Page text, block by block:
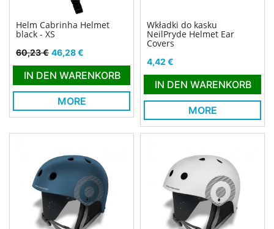
Helm Cabrinha Helmet
black - XS
Verkaufspreis
60,23 € Preis
46,28 €
IN DEN WARENKORB
MORE
Wkładki do kasku
NeilPryde Helmet Ear
Covers
Preis
4,42 €
IN DEN WARENKORB
MORE